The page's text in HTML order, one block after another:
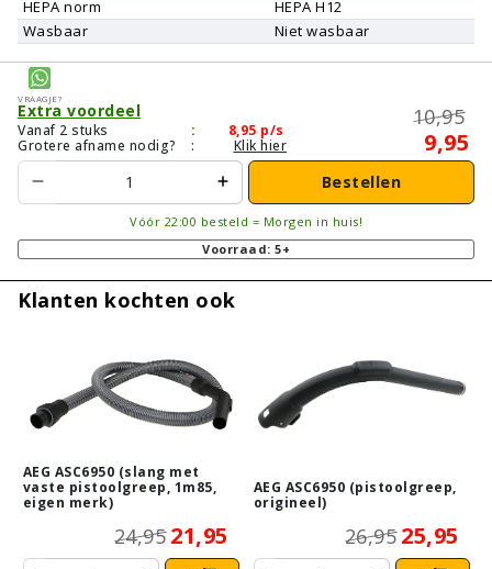
HEPA norm
HEPA H12
Wasbaar
Niet wasbaar
Vraagje?
Extra voordeel
Vanaf 2 stuks : 8,95 p/s
Grotere afname nodig?
: Klik hier
10,95
9,95
Bestellen
Vóór 22:00 besteld = Morgen in huis!
Voorraad: 5+
Klanten kochten ook
AEG ASC6950 (slang met
vaste pistoolgreep, 1m85,
eigen merk)
24,95 21,95
AEG ASC6950 (pistoolgreep,
origineel)
26,95 25,95